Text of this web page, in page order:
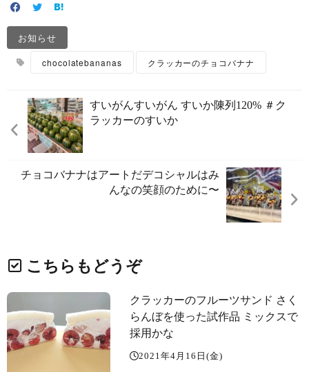
お知らせ
chocolatebananas クラッカーのチョコバナナ
すいがんすいがん すいか陳列120%️ ＃ク
ラッカーのすいか
チョコバナナはアートだ️デコシャルはみ
んなの笑顔のために〜️
こちらもどうぞ
クラッカーのフルーツサンド️ さく
らんぼを使った試作品 ミックスで
採用かな️
2021年4月16日(金)